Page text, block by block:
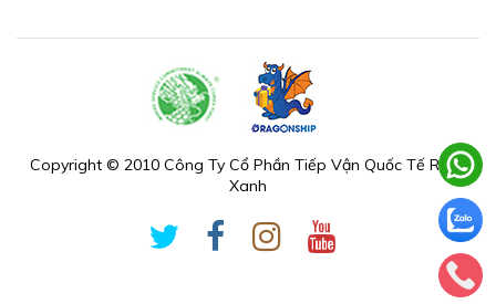
Copyright © 2010 Công Ty Cổ Phần Tiếp Vận Quốc Tế Rồng
Xanh